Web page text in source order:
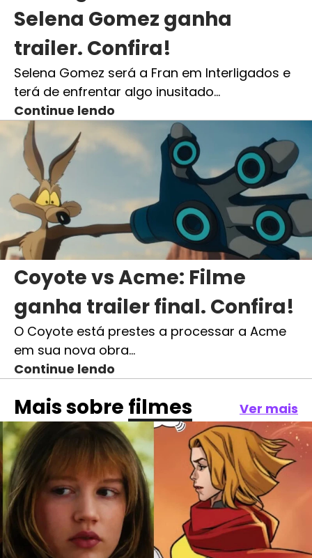
Selena Gomez ganha
trailer. Confira!
Selena Gomez será a Fran em Interligados e
terá de enfrentar algo inusitado…
Continue lendo
Coyote vs Acme: Filme
ganha trailer final. Confira!
O Coyote está prestes a processar a Acme
em sua nova obra…
Continue lendo
Mais sobre filmes Ver mais